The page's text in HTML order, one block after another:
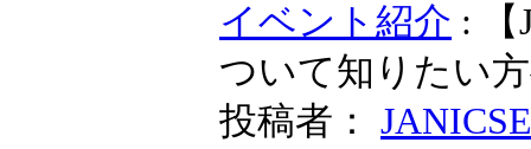
イベント紹介 : 【
ついて知りたい
投稿者：